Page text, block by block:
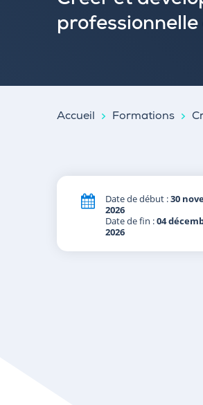
Accueil Formations
Date de début :30
2026
Date de fin :04
2026